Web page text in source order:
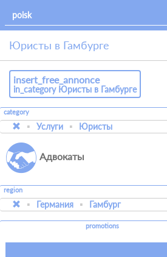
Юристы в Гамбурге
insert_free_annonce
in_category Юристы в Гамбурге
category
Услуги Юристы
Адвокаты
region
Германия Гамбург
promotions